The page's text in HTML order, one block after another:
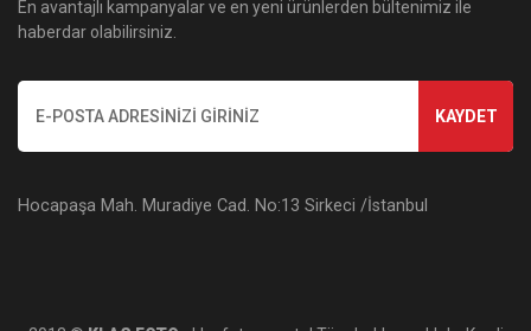
En avantajlı kampanyalar ve en yeni ürünlerden bültenimiz ile
haberdar olabilirsiniz.
KAYDET
Hocapaşa Mah. Muradiye Cad. No:13 Sirkeci /İstanbul